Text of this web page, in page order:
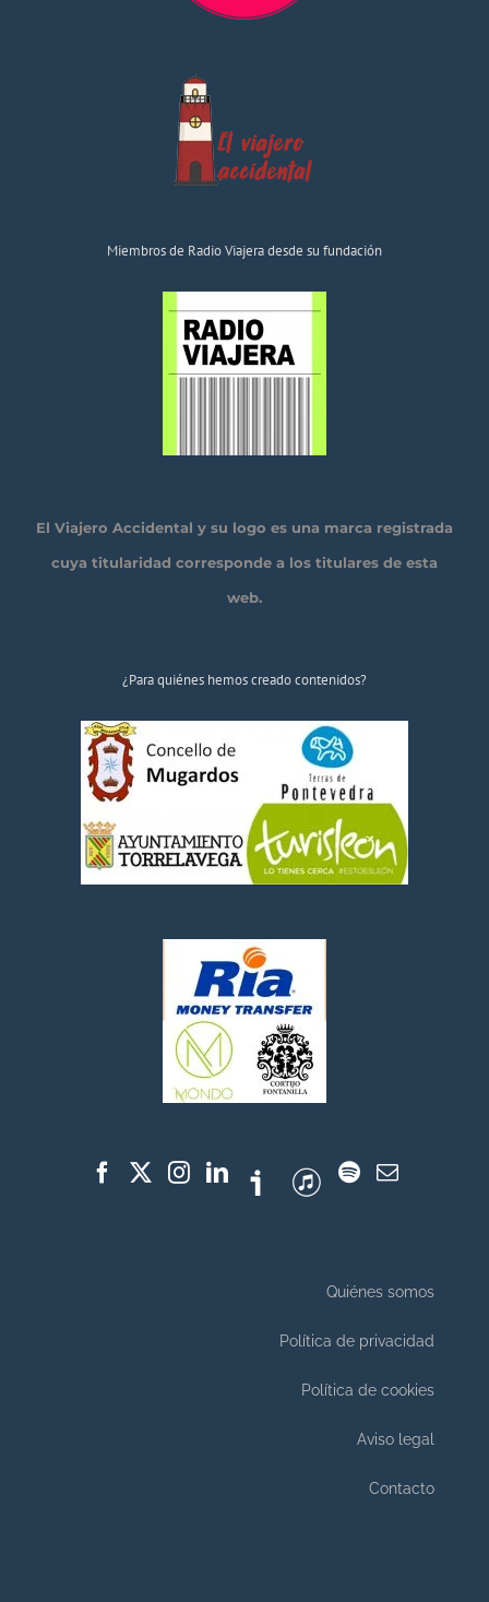
Miembros de Radio Viajera desde su fundación
El Viajero Accidental y su logo es una marca registrada
cuya titularidad corresponde a los titulares de esta
web.
¿Para quiénes hemos creado contenidos?
Quiénes somos
Política de privacidad
Política de cookies
Aviso legal
Contacto